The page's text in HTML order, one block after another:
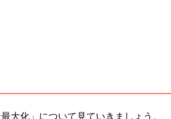
大化」について見ていきましょう。